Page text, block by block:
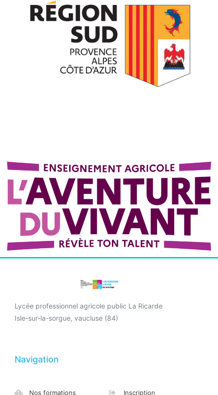
Lycée professionnel agricole public La Ricarde
Isle-sur-la-sorgue, vaucluse (84)
Navigation
Nos formations Inscription